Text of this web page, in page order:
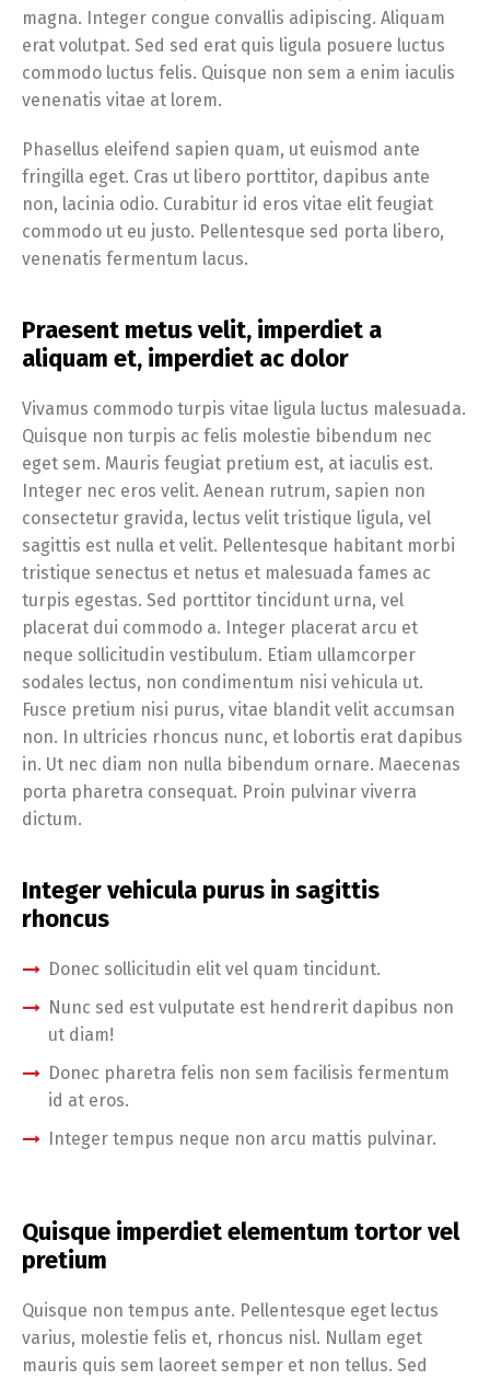
magna. Integer congue convallis adipiscing. Aliquam
erat volutpat. Sed sed erat quis ligula posuere luctus
commodo luctus felis. Quisque non sem a enim iaculis
venenatis vitae at lorem.
Phasellus eleifend sapien quam, ut euismod ante
fringilla eget. Cras ut libero porttitor, dapibus ante
non, lacinia odio. Curabitur id eros vitae elit feugiat
commodo ut eu justo. Pellentesque sed porta libero,
venenatis fermentum lacus.
Praesent metus velit, imperdiet a
aliquam et, imperdiet ac dolor
Vivamus commodo turpis vitae ligula luctus malesuada.
Quisque non turpis ac felis molestie bibendum nec
eget sem. Mauris feugiat pretium est, at iaculis est.
Integer nec eros velit. Aenean rutrum, sapien non
consectetur gravida, lectus velit tristique ligula, vel
sagittis est nulla et velit. Pellentesque habitant morbi
tristique senectus et netus et malesuada fames ac
turpis egestas. Sed porttitor tincidunt urna, vel
placerat dui commodo a. Integer placerat arcu et
neque sollicitudin vestibulum. Etiam ullamcorper
sodales lectus, non condimentum nisi vehicula ut.
Fusce pretium nisi purus, vitae blandit velit accumsan
non. In ultricies rhoncus nunc, et lobortis erat dapibus
in. Ut nec diam non nulla bibendum ornare. Maecenas
porta pharetra consequat. Proin pulvinar viverra
dictum.
Integer vehicula purus in sagittis
rhoncus
Donec sollicitudin elit vel quam tincidunt.
Nunc sed est vulputate est hendrerit dapibus non
ut diam!
Donec pharetra felis non sem facilisis fermentum
id at eros.
Integer tempus neque non arcu mattis pulvinar.
Quisque imperdiet elementum tortor vel
pretium
Quisque non tempus ante. Pellentesque eget lectus
varius, molestie felis et, rhoncus nisl. Nullam eget
mauris quis sem laoreet semper et non tellus. Sed